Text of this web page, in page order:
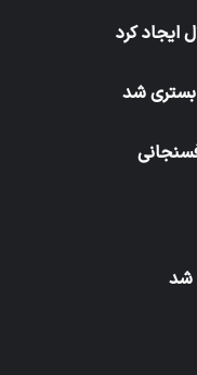
ایجاد کرد
بستری شد
شد